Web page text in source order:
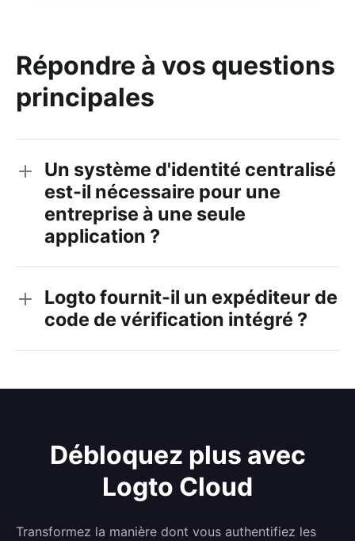
Répondre à vos questions
principales
Un système d'identité centralisé
est-il nécessaire pour une
entreprise à une seule
application ?
Logto fournit-il un expéditeur de
code de vérification intégré ?
Débloquez plus avec
Logto Cloud
Transformez la manière dont vous authentifiez les